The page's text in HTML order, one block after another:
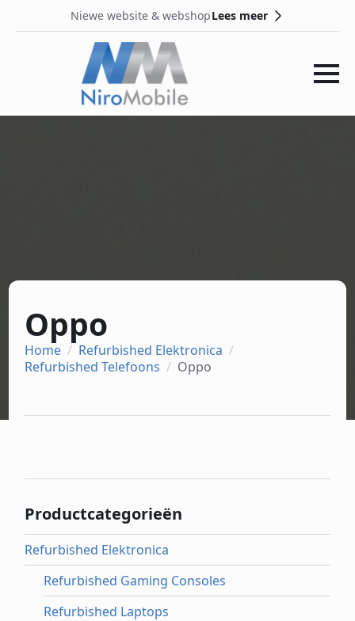
Niewe website & webshopLees meer
Oppo
Home
Refurbished Elektronica
Refurbished Telefoons
Oppo
Productcategorieën
Refurbished Elektronica
Refurbished Gaming Consoles
Refurbished Laptops